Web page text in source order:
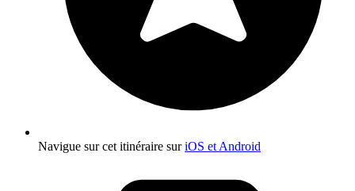
Navigue sur cet itinéraire suriOS et Android